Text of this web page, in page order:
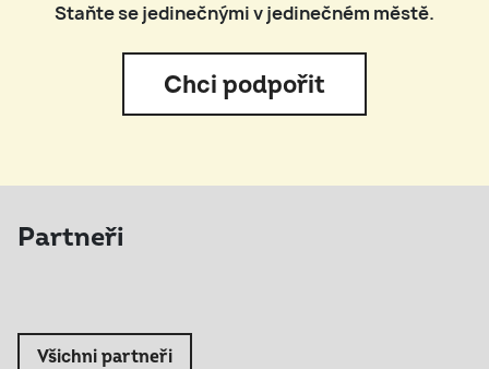
Staňte se jedinečnými v jedinečném městě.
Chci podpořit
Partneři
Všichni partneři